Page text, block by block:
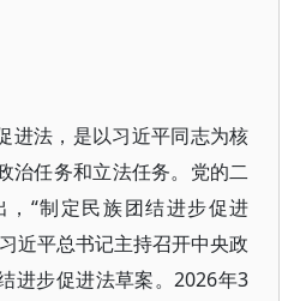
进法，是以习近平同志为核
治任务和立法任务。党的二
“制定民族团结进步促进
近平总书记主持召开中央政
进步促进法草案。2026年3